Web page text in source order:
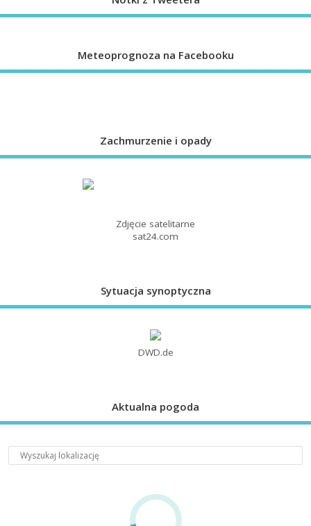
Meteoprognoza na Facebooku
Zachmurzenie i opady
Zdjęcie satelitarne
sat24.com
Sytuacja synoptyczna
DWD.de
Aktualna pogoda